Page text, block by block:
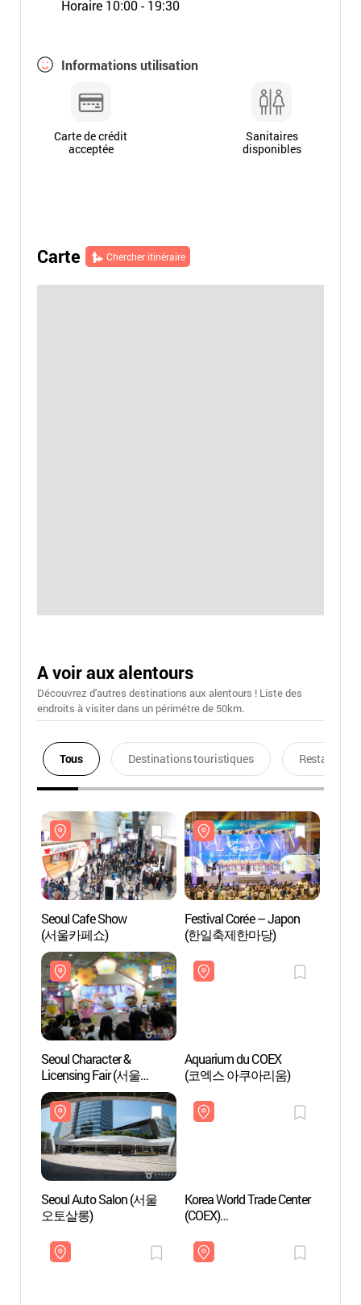
Horaire 10:00 - 19:30
Informations utilisation
Carte de crédit
acceptée
Sanitaires
disponibles
Carte Chercher itinéraire
A voir aux alentours
Découvrez d'autres destinations aux alentours ! Liste des
endroits à visiter dans un périmétre de 50km.
Tous Destinations touristiques Restaurants
Seoul Cafe Show
(서울카페쇼)
Festival Corée – Japon
(한일축제한마당)
Seoul Character &
Licensing Fair (서울
캐릭터라이선싱페어)
Aquarium du COEX
(코엑스 아쿠아리움)
Seoul Auto Salon (서울
오토살롱)
Korea World Trade Center
(COEX)
코엑스)